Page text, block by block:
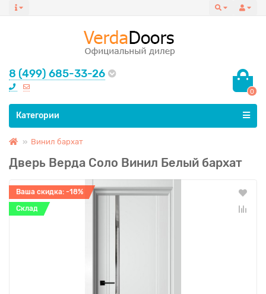
8 (499) 685-33-26
0
Все категории
Категории
Винил бархат
Дверь Верда Соло Винил Белый бархат
Ваша скидка: -18%
Склад